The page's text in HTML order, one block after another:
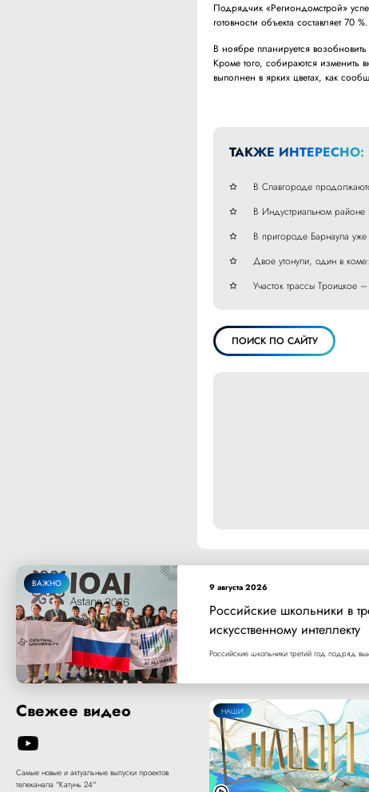
Подрядчик «Региондомстрой»
готовности объекта составляет 70 %.
В ноябре планируется
Кроме того, собираются
выполнен в ярких цветах, как
ТАКЖЕ ИНТЕРЕСНО:
В Славгороде
В Индустриальном районе
В пригороде Барнаула уже
Двое утонули, один в
Участок трассы Троицкое
ПОИСК ПО САЙТУ
ВАЖНО 9 августа 2026
Российские школьники в
искусственному интеллекту
Российские школьники третий год подряд
Свежее видео
Самые новые и актуальные выпуски проектов
телеканала "Катунь 24"
НАШИ